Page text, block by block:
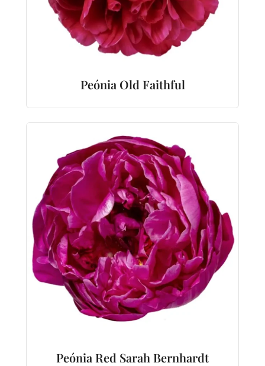
Peónia Old Faithful
Peónia Red Sarah Bernhardt